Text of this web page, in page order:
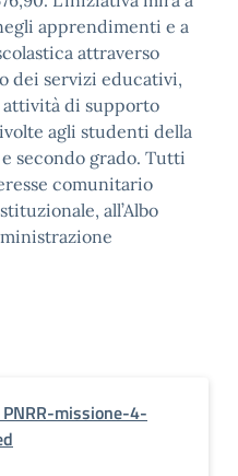
apprendimenti e a
attraverso
dei servizi educativi,
di supporto
agli studenti della
secondo grado. Tutti
comunitario
all’Albo
missione-4-